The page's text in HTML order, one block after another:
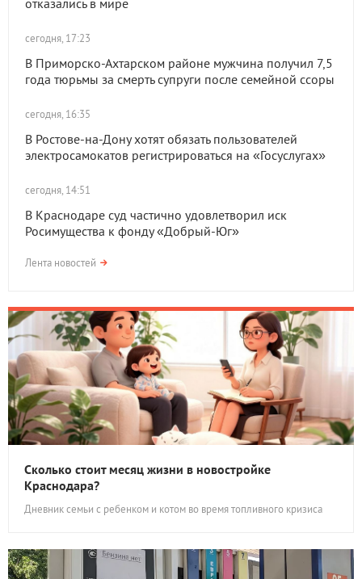
отказались в мире
сегодня, 17:23
В Приморско-Ахтарском районе мужчина получил 7,5
года тюрьмы за смерть супруги после семейной ссоры
сегодня, 16:35
В Ростове-на-Дону хотят обязать пользователей
электросамокатов регистрироваться на «Госуслугах»
сегодня, 14:51
В Краснодаре суд частично удовлетворил иск
Росимущества к фонду «Добрый-Юг»
Лента новостей
Сколько стоит месяц жизни в новостройке
Краснодара?
Дневник семьи с ребенком и котом во время топливного кризиса